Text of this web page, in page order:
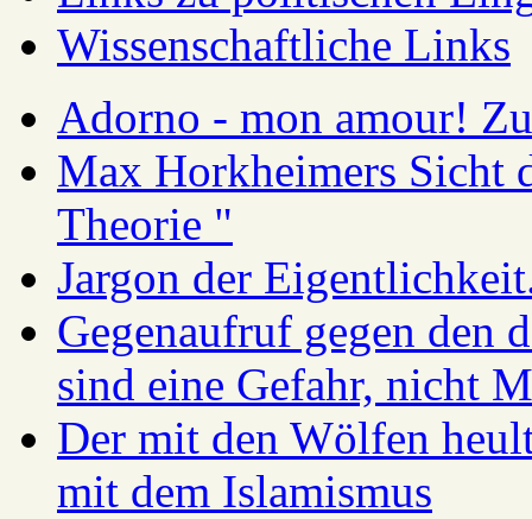
Wissenschaftliche Links
Adorno - mon amour!
Max Horkheimers Sicht
Theorie "
Jargon der
Gegenaufruf gegen den
sind eine Gefahr, nicht
Der mit den Wölfen
mit dem Islamismus